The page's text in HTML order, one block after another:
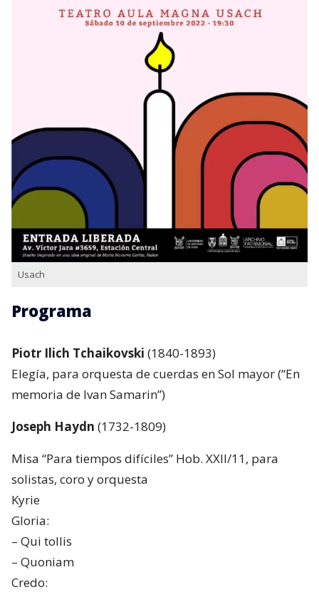
Usach
Programa
Piotr Ilich Tchaikovski (1840-1893)
Elegía, para orquesta de cuerdas en Sol mayor (“En
memoria de Ivan Samarin”)
Joseph Haydn (1732-1809)
Misa “Para tiempos difíciles” Hob. XXII/11, para
solistas, coro y orquesta
Kyrie
Gloria:
– Qui tollis
– Quoniam
Credo: